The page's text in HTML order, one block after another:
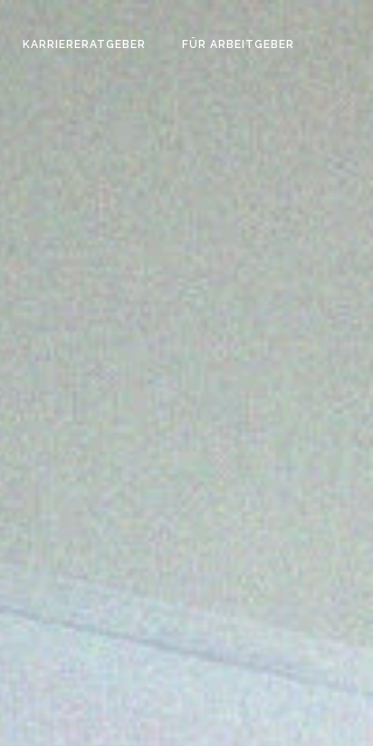
KARRIERERATGEBER FÜR ARBEITGEBER